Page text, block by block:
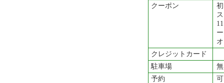
クーポン
クレジットカード
駐車場
無
予約
可